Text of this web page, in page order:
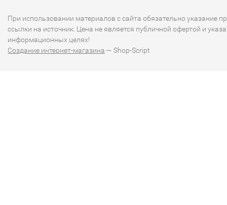
При использовании материалов с сайта обязательно указание
ссылки на источник. Цена не является публичной офертой и
информационных целях!
Создание интернет-магазина — Shop-Script